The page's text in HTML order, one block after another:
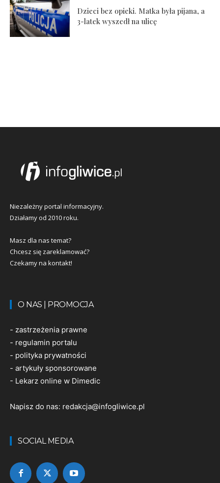
Dzieci bez opieki. Matka była pijana, a
3-latek wyszedł na ulicę
Niezależny portal informacyjny.
Działamy od 2010 roku.
Masz dla nas temat?
Chcesz się zareklamować?
Czekamy na kontakt!
O NAS | PROMOCJA
- zastrzeżenia prawne
- regulamin portalu
- polityka prywatności
- artykuły sponsorowane
- Lekarz online w Dimedic
Napisz do nas: redakcja@infogliwice.pl
SOCIAL MEDIA